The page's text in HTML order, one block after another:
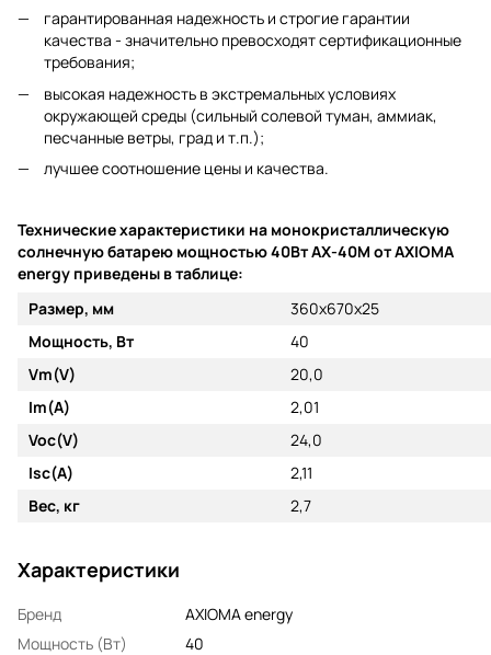
гарантированная надежность и строгие гарантии
качества - значительно превосходят сертификационные
требования;
высокая надежность в экстремальных условиях
окружающей среды (сильный солевой туман, аммиак,
песчанные ветры, град и т.п.);
лучшее соотношение цены и качества.
Технические характеристики на монокристаллическую
солнечную батарею мощностью 40Вт AX-40М от AXIOMA
energy приведены в таблице:
Размер, мм
360х670х25
Мощность, Вт
40
Vm(V)
20,0
Im(A)
2,01
Voc(V)
24,0
Isc(A)
2,11
Вес, кг
2,7
Характеристики
Бренд
AXIOMA energy
Мощность (Вт)
40